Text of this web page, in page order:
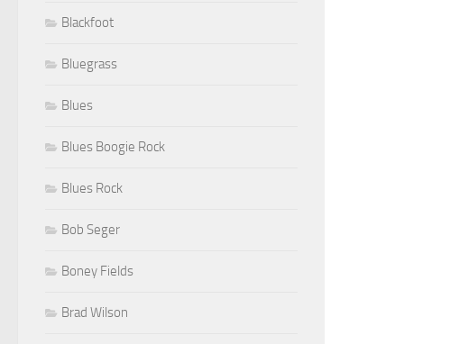
Blackfoot
Bluegrass
Blues
Blues Boogie Rock
Blues Rock
Bob Seger
Boney Fields
Brad Wilson